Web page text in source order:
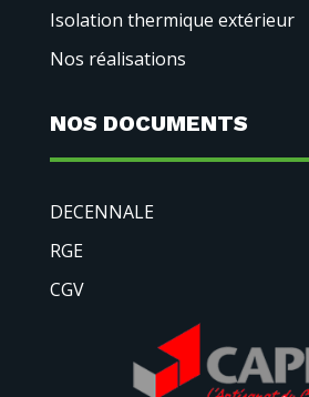
Isolation thermique extérieur
Nos réalisations
NOS DOCUMENTS
DECENNALE
RGE
CGV